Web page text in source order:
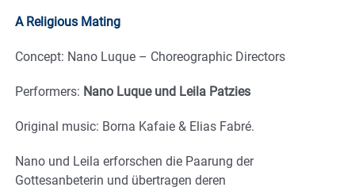
A Religious Mating
Concept: Nano Luque – Choreographic Directors
Performers: Nano Luque und Leila Patzies
Original music: Borna Kafaie & Elias Fabré.
Nano und Leila erforschen die Paarung der
Gottesanbeterin und übertragen deren